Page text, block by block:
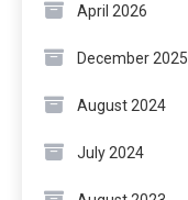
April 2026
December 2025
August 2024
July 2024